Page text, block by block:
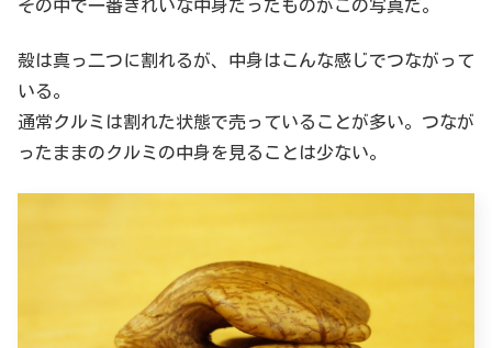
その中で一番きれいな中身だったものがこの写真だ。
殻は真っ二つに割れるが、中身はこんな感じでつながって
いる。
通常クルミは割れた状態で売っていることが多い。つなが
ったままのクルミの中身を見ることは少ない。